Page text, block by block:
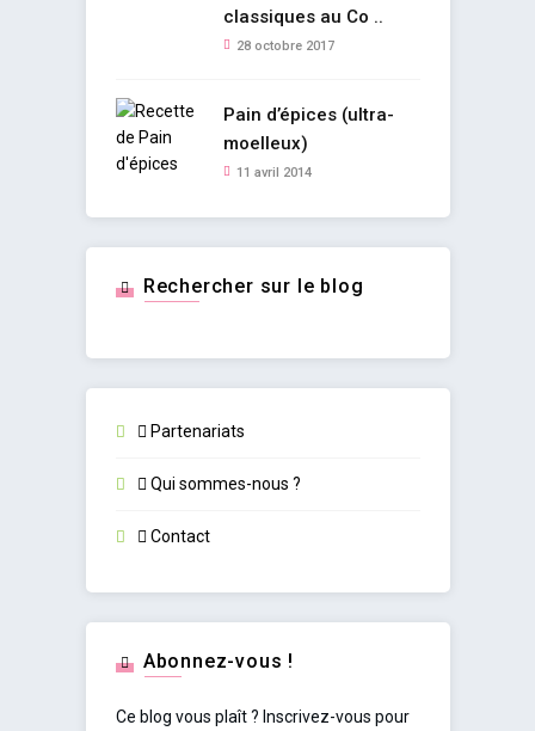
classiques au Co ..
28 octobre 2017
Pain d’épices (ultra-
moelleux)
11 avril 2014
Rechercher sur le blog
Partenariats
Qui sommes-nous ?
Contact
Abonnez-vous !
Ce blog vous plaît ? Inscrivez-vous pour